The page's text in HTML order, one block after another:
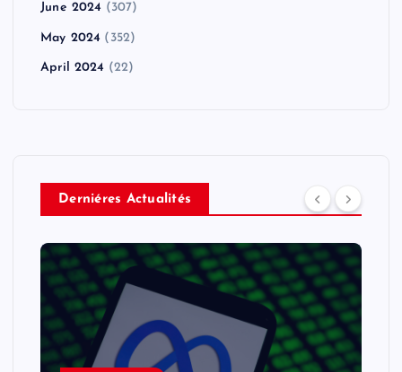
June 2024 (307)
May 2024 (352)
April 2024 (22)
Derniéres Actualités